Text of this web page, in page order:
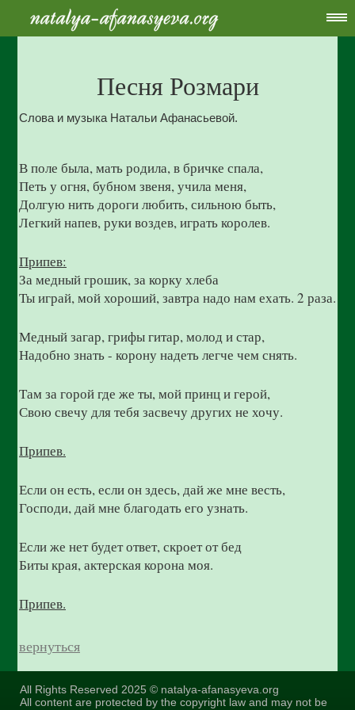
Песня Розмари
Слова и музыка Натальи Афанасьевой.
В поле была, мать родила, в бричке спала,
Петь у огня, бубном звеня, учила меня,
Долгую нить дороги любить, сильною быть,
Легкий напев, руки воздев, играть королев.
Припев:
За медный грошик, за корку хлеба
Ты играй, мой хороший, завтра надо нам ехать. 2 раза.
Медный загар, грифы гитар, молод и стар,
Надобно знать - корону надеть легче чем снять.
Там за горой где же ты, мой принц и герой,
Свою свечу для тебя засвечу других не хочу.
Припев.
Если он есть, если он здесь, дай же мне весть,
Господи, дай мне благодать его узнать.
Если же нет будет ответ, скроет от бед
Биты края, актерская корона моя.
Припев.
вернуться
All Rights Reserved 2025 © natalya-afanasyeva.org
All content are protected by the copyright law and may not be